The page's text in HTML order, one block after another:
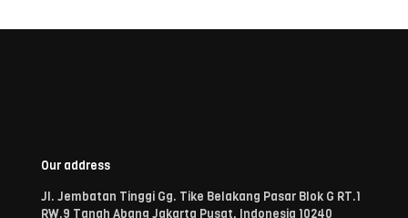
Our address
Jl. Jembatan Tinggi Gg. Tike Belakang Pasar Blok G RT.1
RW.9 Tanah Abang Jakarta Pusat, Indonesia 10240